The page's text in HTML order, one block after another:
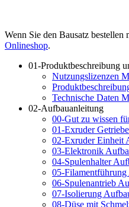
Wenn Sie den Bausatz
Onlineshop.
01-Produktbeschreibung
Nutzungslizenzen
Technische Daten
02-Aufbauanleitung
00-Gut zu wissen
01-Exruder
02-Exruder Einheit
03-Elektronik
04-Spulenhalter
05-
06-Spulenantrieb
07-Isolierung
08-Düse mit